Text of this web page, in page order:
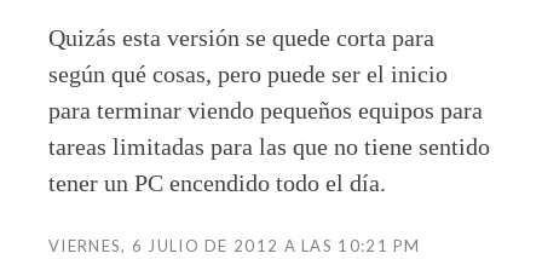
Quizás esta versión se quede corta para
según qué cosas, pero puede ser el inicio
para terminar viendo pequeños equipos para
tareas limitadas para las que no tiene sentido
tener un PC encendido todo el día.
VIERNES, 6 JULIO DE 2012 A LAS 10:21 PM